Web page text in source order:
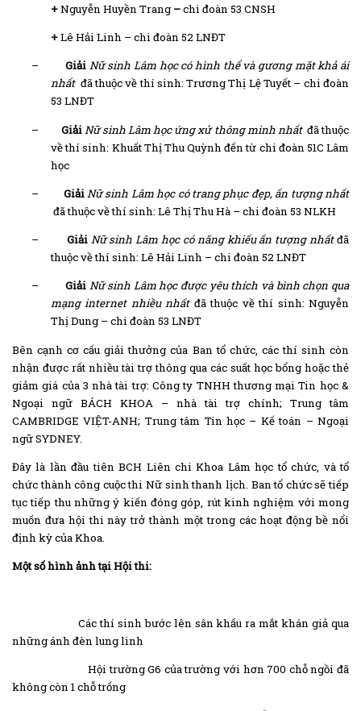
+Nguyễn Huyền Trang –chi đoàn 53 CNSH
+Lê Hải Linh – chi đoàn 52 LNĐT
–
Giải Nữ sinh Lâm học có hình thể và gương mặt khả ái
nhất đã thuộc về thí sinh: Trương Thị Lệ Tuyết – chi đoàn
53 LNĐT
–
Giải Nữ sinh Lâm học ứng xử thông minh nhất đã thuộc
về thí sinh: Khuất Thị Thu Quỳnh đến từ chi đoàn 51C Lâm
học
–
GiảiNữ sinh Lâm học có trang phục đẹp, ấn tượng nhất
đã thuộc về thí sinh: Lê Thị Thu Hà – chi đoàn 53 NLKH
–
Giải Nữ sinh Lâm học có năng khiếu ấn tượng nhấtđã
thuộc về thí sinh: Lê Hải Linh – chi đoàn 52 LNĐT
–
Giải Nữ sinh Lâm học được yêu thích và bình chọn qua
mạng internet nhiều nhấtđã thuộc về thí sinh: Nguyễn
Thị Dung – chi đoàn 53 LNĐT
Bên cạnh cơ cấu giải thưởng của Ban tổ chức, các thí sinh còn
nhận được rất nhiều tài trợ thông qua các suất học bổng hoặc thẻ
giảm giá của 3 nhà tài trợ: Công ty TNHH thương mại Tin học &
Ngoại ngữ BÁCH KHOA – nhà tài trợ chính; Trung tâm
CAMBRIDGE VIỆT-ANH; Trung tâm Tin học – Kế toán – Ngoại
ngữ SYDNEY.
Đây là lần đầu tiên BCH Liên chi Khoa Lâm học tổ chức, và tổ
chức thành công cuộc thi Nữ sinh thanh lịch. Ban tổ chức sẽ tiếp
tục tiếp thu những ý kiến đóng góp, rút kinh nghiệm với mong
muốn đưa hội thi này trở thành một trong các hoạt động bề nổi
định kỳ của Khoa.
Một số hình ảnh tại Hội thi:
Các thí sinh bước lên sân khấu ra mắt khán giả qua
những ánh đèn lung linh
Hội trường G6 của trường với hơn 700 chỗ ngồi đã
không còn 1 chỗ trống